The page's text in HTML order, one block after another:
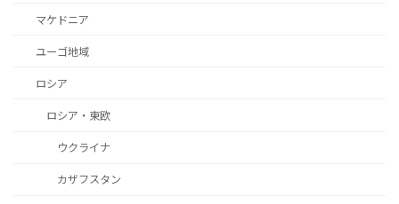
マケドニア
ユーゴ地域
ロシア
ロシア・東欧
ウクライナ
カザフスタン